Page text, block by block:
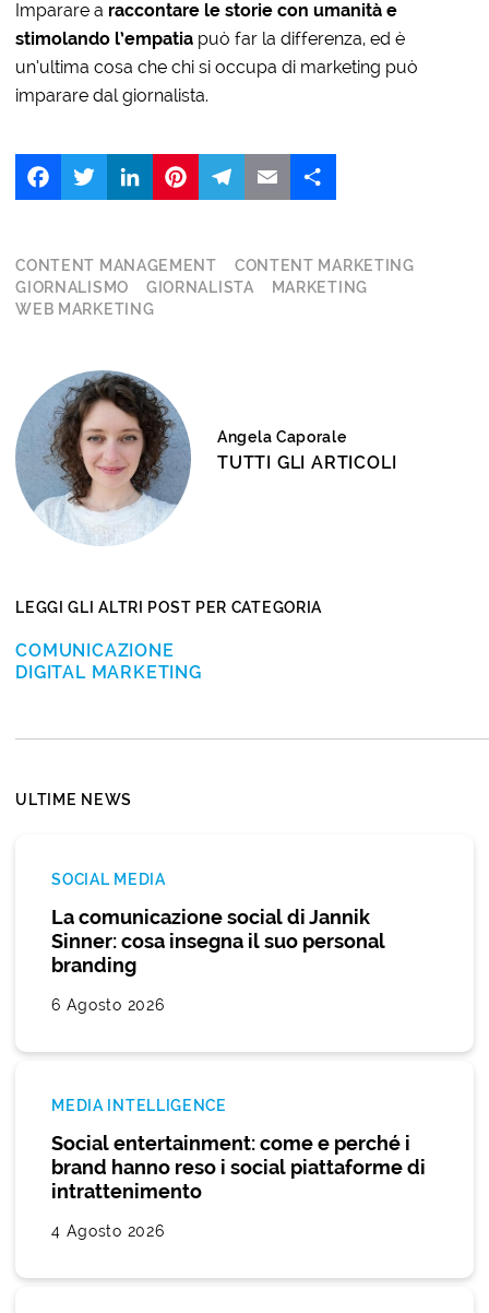
Imparare a raccontare le storie con umanità e
stimolando l’empatia può far la differenza, ed è
un’ultima cosa che chi si occupa di marketing può
imparare dal giornalista.
FacebookTwitter LinkedIn
CONTENT MANAGEMENT
CONTENT MARKETING
GIORNALISMO
GIORNALISTA
MARKETING
WEB MARKETING
Angela Caporale
TUTTI GLI ARTICOLI
LEGGI GLI ALTRI POST PER CATEGORIA
COMUNICAZIONE
DIGITAL MARKETING
ULTIME NEWS
SOCIAL MEDIA
La comunicazione social di Jannik
Sinner: cosa insegna il suo personal
branding
6 Agosto 2026
MEDIA INTELLIGENCE
Social entertainment: come e perché i
brand hanno reso i social piattaforme di
intrattenimento
4 Agosto 2026